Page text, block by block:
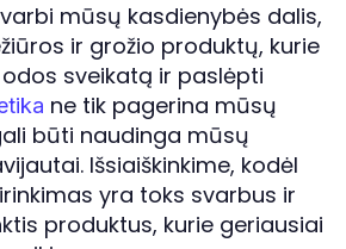
mūsų kasdienybės dalis,
ir grožio produktų, kurie
sveikatą ir paslėpti
ne tik pagerina mūsų
būti naudinga mūsų
Išsiaiškinkime, kodėl
yra toks svarbus ir
produktus, kurie geriausiai